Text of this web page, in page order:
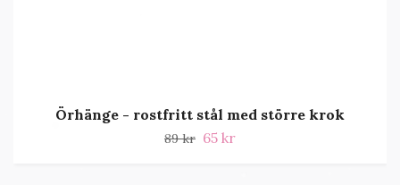
Örhänge - rostfritt stål med större krok
89 kr 65 kr